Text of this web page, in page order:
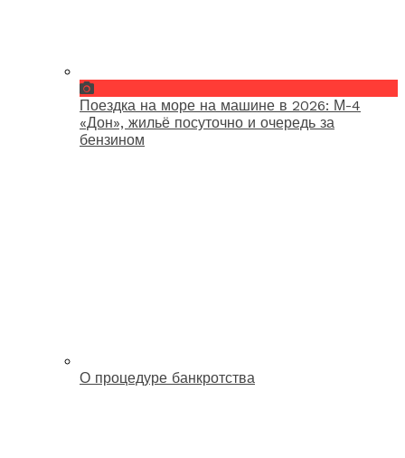
Поездка на море на машине в 2026: М-4
«Дон», жильё посуточно и очередь за
бензином
О процедуре банкротства